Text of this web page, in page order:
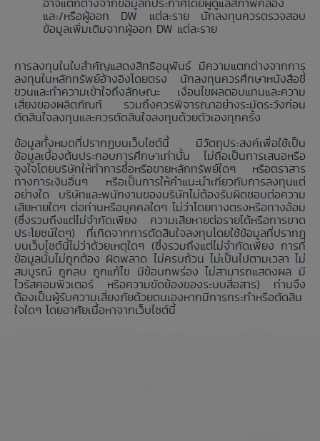
และ/หรือผู้ออก DW แต่ละราย นักลงทุนควรตรวจสอบ
ข้อมูลเพิ่มเติมจากผู้ออก DW แต่ละราย
การลงทุนในใบสำคัญแสดงสิทธิอนุพันธ์ มีความแตกต่างจากการ
ลงทุนในหลักทรัพย์อ้างอิงโดยตรง นักลงทุนควรศึกษาหนังสือชี้
ชวนและทำความเข้าใจถึงลักษณะ เงื่อนไขผลตอบแทนและความ
เสี่ยงของผลิตภัณฑ์ รวมถึงควรพิจารณาอย่างระมัดระวังก่อน
ตัดสินใจลงทุนและควรตัดสินใจลงทุนด้วยตัวเองทุกครั้ง
ข้อมูลทั้งหมดที่ปรากฏบนเว็บไซต์นี้ มีวัตถุประสงค์เพื่อใช้เป็น
ข้อมูลเบื้องต้นประกอบการศึกษาเท่านั้น ไม่ถือเป็นการเสนอหรือ
จูงใจโดยบริษัทให้ทำการซื้อหรือขายหลักทรัพย์ใดๆ หรือตราสาร
ทางการเงินอื่นๆ หรือเป็นการให้คำแนะนำเกี่ยวกับการลงทุนแต่
อย่างใด บริษัทและพนักงานของบริษัทไม่ต้องรับผิดชอบต่อความ
เสียหายใดๆ ต่อท่านหรือบุคคลใดๆ ไม่ว่าโดยทางตรงหรือทางอ้อม
(ซึ่งรวมถึงแต่ไม่จำกัดเพียง ความเสียหายต่อรายได้หรือการขาด
ประโยชน์ใดๆ) ที่เกิดจากการตัดสินใจลงทุนโดยใช้ข้อมูลที่ปรากฏ
บนเว็บไซต์นี้ไม่ว่าด้วยเหตุใดๆ (ซึ่งรวมถึงแต่ไม่จำกัดเพียง การที่
ข้อมูลนั้นไม่ถูกต้อง ผิดพลาด ไม่ครบถ้วน ไม่เป็นไปตามเวลา ไม่
สมบูรณ์ ถูกลบ ถูกแก้ไข มีข้อบกพร่อง ไม่สามารถแสดงผล มี
ไวรัสคอมพิวเตอร์ หรือความขัดข้องของระบบสื่อสาร) ท่านจึง
ต้องเป็นผู้รับความเสี่ยงภัยด้วยตนเองหากมีการกระทำหรือตัดสิน
ใจใดๆ โดยอาศัยเนื้อหาจากเว็บไซต์นี้